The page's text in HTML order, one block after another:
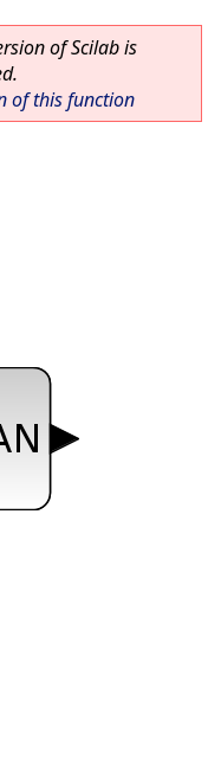
of Scilab is
of this function